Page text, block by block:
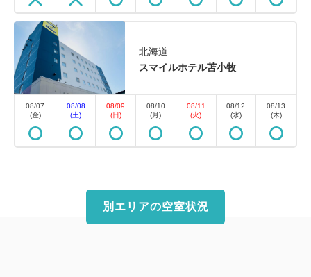
【公式サイト限定】スマイル バリ
ューステイプラン（ 素泊まり ）
素泊まり 現地払い・Web決済
in 15:00~ 29:00 / out 11:00まで
早期から直前まで、いつでもご予約いただけます。滞
在中のスケジュールはあなた次第！一人旅にも最適で
ランは（ 素泊まり ）です。
北海道
スマイルホテル苫小牧
08/07
(金)
08/08
(土)
08/09
(日)
08/10
(月)
08/11
(火)
08/12
(水)
08/13
(木)
別エリアの空室状況